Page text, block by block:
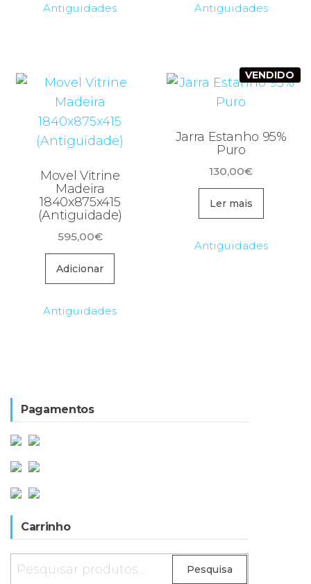
Antiguidades Antiguidades
Movel Vitrine
Madeira
1840x875x415
(Antiguidade)
595,00€
Adicionar
Antiguidades
VENDIDO
Jarra Estanho 95%
Puro
130,00€
Ler mais
Antiguidades
Pagamentos
Carrinho
Pesquisar
Pesquisa